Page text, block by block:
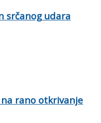
srčanog udara
rano otkrivanje